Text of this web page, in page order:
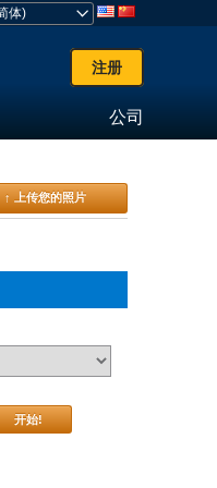
注册
公司
↑ 上传您的照片
开始!